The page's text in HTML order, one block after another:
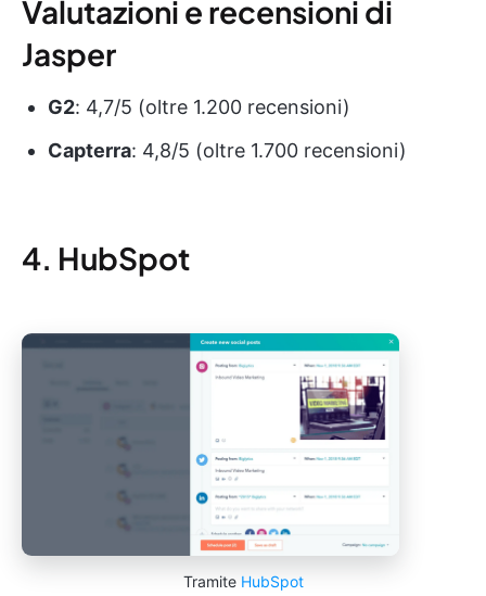
Valutazioni e recensioni di
Jasper
G2: 4,7/5 (oltre 1.200 recensioni)
Capterra: 4,8/5 (oltre 1.700 recensioni)
4. HubSpot
Tramite HubSpot